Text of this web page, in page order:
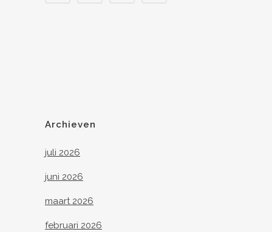
Archieven
juli 2026
juni 2026
maart 2026
februari 2026